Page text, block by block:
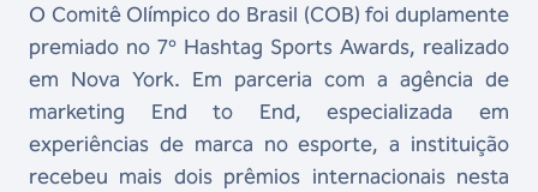
O Comitê Olímpico do Brasil (COB) foi duplamente
premiado no 7º Hashtag Sports Awards, realizado
em Nova York. Em parceria com a agência de
marketing End to End, especializada em
experiências de marca no esporte, a instituição
recebeu mais dois prêmios internacionais nesta